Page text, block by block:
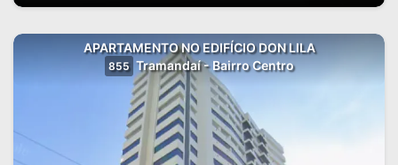
APARTAMENTO NO EDIFÍCIO DON LILA
855 Tramandaí - Bairro Centro